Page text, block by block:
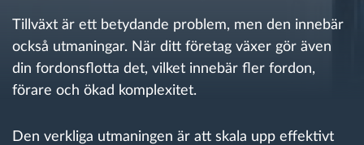
Upptäck alla funktioner
Vi löser varje flottas verksamhetsbehov
Tillväxt är ett betydande problem, men den innebär
också utmaningar. När ditt företag växer gör även
din fordonsflotta det, vilket innebär fler fordon,
förare och ökad komplexitet.
Den verkliga utmaningen är att skala upp effektivt